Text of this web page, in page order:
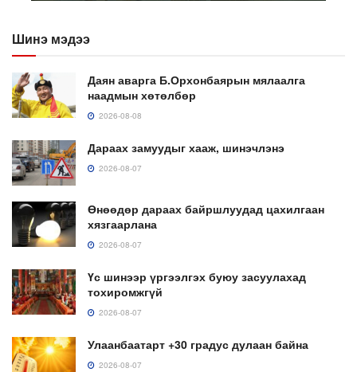
Шинэ мэдээ
Даян аварга Б.Орхонбаярын мялаалга
наадмын хөтөлбөр
2026-08-08
Дараах замуудыг хааж, шинэчлэнэ
2026-08-07
Өнөөдөр дараах байршлуудад цахилгаан
хязгаарлана
2026-08-07
Үс шинээр үргээлгэх буюу засуулахад
тохиромжгүй
2026-08-07
Улаанбаатарт +30 градус дулаан байна
2026-08-07